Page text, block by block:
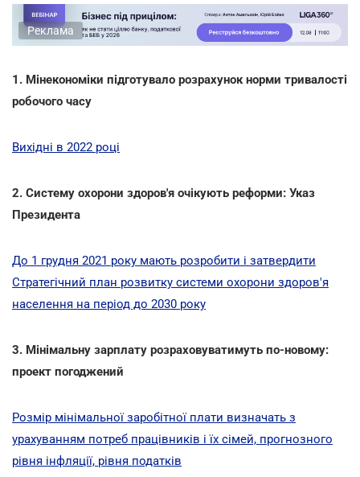
Реклама
1. Мінекономіки підготувало розрахунок норми тривалості
робочого часу
Вихідні в 2022 році
2. Систему охорони здоров'я очікують реформи: Указ
Президента
До 1 грудня 2021 року мають розробити і затвердити
Стратегічний план розвитку системи охорони здоров'я
населення на період до 2030 року
3. Мінімальну зарплату розраховуватимуть по-новому:
проект погоджений
Розмір мінімальної заробітної плати визначать з
урахуванням потреб працівників і їх сімей, прогнозного
рівня інфляції, рівня податків